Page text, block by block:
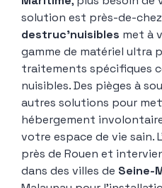
solution est près-de-
destruc’nuisibles met à
gamme de matériel ultra
traitements spécifiques
nuisibles. Des pièges à
autres solutions pour
hébergement
votre espace de vie sain.
près de Rouen et
dans des villes de Seine-